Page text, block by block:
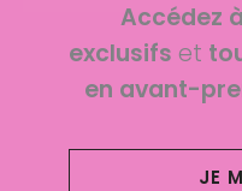
Accédez
exclusifs et
en avant-
JE